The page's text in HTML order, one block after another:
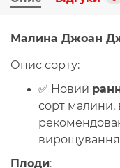
Малина Джоан
Опис сорту:
✅ Новий
сорт малини,
Плоди: